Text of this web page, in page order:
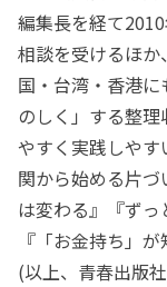
編集長を経て
相談を受けるほ
国・台湾・香港
のしく」する整
やすく実践しや
関から始める片
は変わる』『ずっ
『「お金持ち」
(以上、青春出版